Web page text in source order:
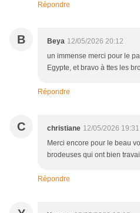
Répondre
B Beya 12/05/2026 20:12
un immense merci pour le
Egypte, et bravo à ttes les
Répondre
C christiane 12/05/2026 19:31
Merci encore pour le beau
brodeuses qui ont bien
Répondre